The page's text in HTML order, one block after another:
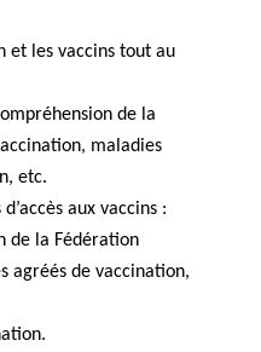
et les vaccins tout au
de la
maladies
etc.
aux vaccins :
de la Fédération
agréés de vaccination,